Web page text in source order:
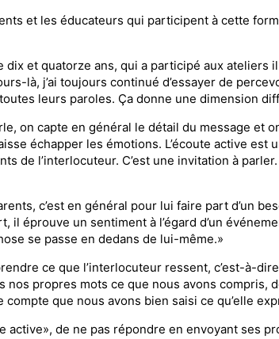
et les éducateurs qui participent à cette
et quatorze ans, qui a participé aux ateliers
là, j’ai toujours continué d’essayer de
leurs paroles. Ça donne une dimension
on capte en général le détail du message et
échapper les émo­tions. L’écoute active est
de l’interlocuteur. C’est une invita­tion à
c’est en général pour lui faire part d’un
il éprouve un sentiment à l’égard d’un
se passe en dedans de lui-même.»
ce que l’interlocuteur ressent, c’est-à-
nos propres mots ce que nous avons compris,
que nous avons bien saisi ce qu’elle
active», de ne pas répondre en en­voyant ses